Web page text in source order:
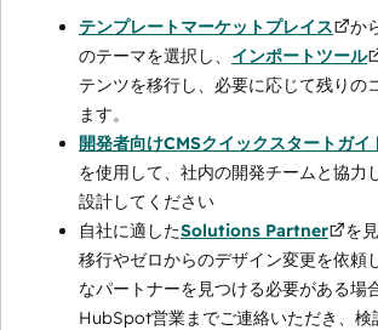
テンプレートマーケットプレイス
か
のテーマを選択し、 インポートツール
テンツを移行し、必要に応じて残りの
ます。
開発者向けCMSクイックスタートガイ
を使用して、社内の開発チームと協力
設計してください
自社に適したSolutions Partner
を
移行やゼロからのデザイン変更を依頼
なパートナーを見つける必要がある場
HubSpot営業までご連絡いただき、検